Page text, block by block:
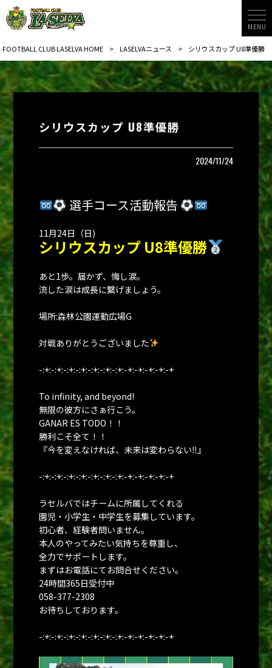
MENU
FOOTBALL CLUB LASELVA HOME > LASELVAニュース > シリウスカップ U8準優勝
シリウスカップ U8準優勝
2024/11/24
選手コース活動報告
11月24日（日)
シリウスカップ U8準優勝
あと1歩。届かず、悔し涙。
流した涙は成長に繋げましょう。
場所:森林公園運動広場G
対戦ありがとうございました
-:+:-:+:-:+:-:+:-:+:-:+:-:+:-+:-+:-+:-+:-+
To infinity, and beyond!
無限の彼方にさぁ行こう。
GANAR ES TODO！！
勝利こそ全て！！
『今を変えなければ、未来は変わらない‼︎』
-:+:-:+:-:+:-:+:-:+:-:+:-:+:-+:-+:-+:-+:-+
ラセルバではチームに所属してくれる
園児・小学生・中学生を募集しています。
初心者、経験者問いません。
本人のやってみたい気持ちを尊重し、
全力でサポートします。
まずはお電話にてお問合せください。
24時間365日受付中
058-377-2308
お待ちしております。
-:+:-:+:-:+:-:+:-:+:-:+:-:+:-+:-+:-+:-+:-+